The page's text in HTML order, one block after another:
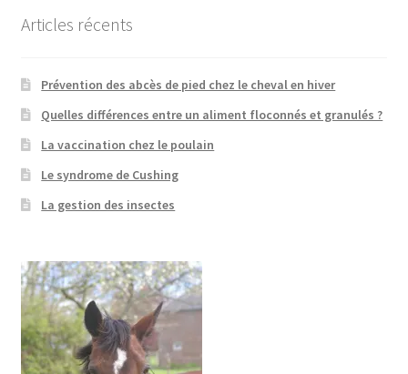
Articles récents
Prévention des abcès de pied chez le cheval en hiver
Quelles différences entre un aliment floconnés et granulés ?
La vaccination chez le poulain
Le syndrome de Cushing
La gestion des insectes